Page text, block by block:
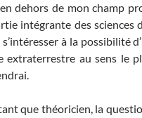
dehors de mon champ
intégrante des sciences
à la possibilité
extraterrestre au sens le
que théoricien, la